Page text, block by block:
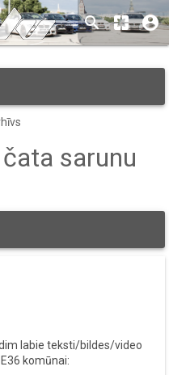
search pages account_circle
sarunu
labie teksti/bildes/video
komūnai: